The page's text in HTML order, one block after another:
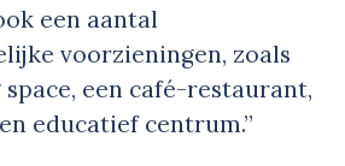
een aantal
voorzieningen, zoals
een café-restaurant,
educatief centrum.”